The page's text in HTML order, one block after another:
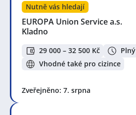
Nutně vás hledají
EUROPA Union Service a.s.
Kladno
29 000 – 32 500 Kč
Vhodné také pro cizince
Zveřejněno: 7. srpna